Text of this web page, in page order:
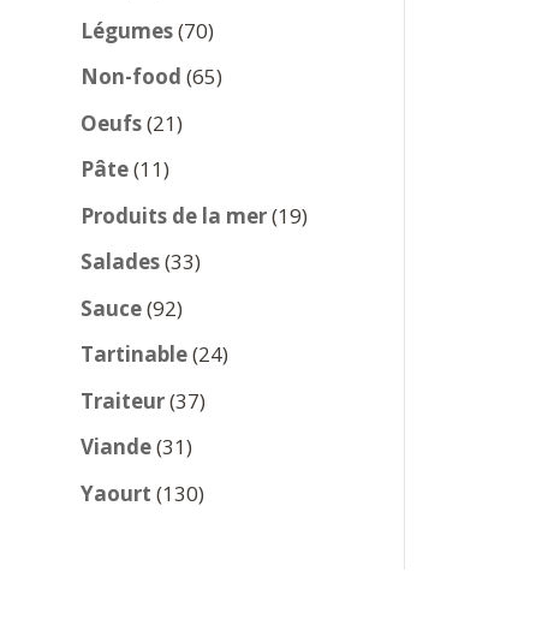
produits
Légumes 7070
produits
Non-food 6565
Oeufs 2121
Pâte 1111
produits
Produits de la mer 1919
Salades 3333
Sauce 9292
produits
Tartinable 2424
Traiteur 3737
Viande 3131
produits
Yaourt 130130